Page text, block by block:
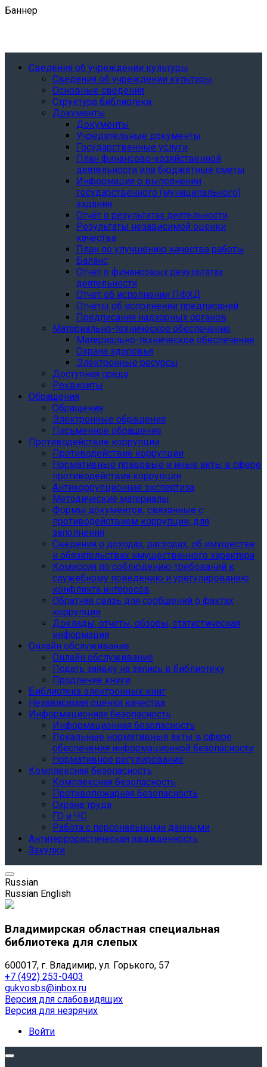
Баннер
Сведения об учреждении культуры
Сведения об учреждении культуры
Основные сведения
Структура библиотеки
Документы
Документы
Учредительные документы
Государственные услуги
План финансово-хозяйственной
деятельности или бюджетные сметы
Информация о выполнении
государственного (муниципального)
задания
Отчёт о результатах деятельности
Результаты независимой оценки
качества
План по улучшению качества работы
Баланс
Отчет о финансовых результатах
деятельности
Отчет об исполнении ПФХД
Отчеты об исполнении предписаний
Предписания надзорных органов
Материально-техническое обеспечение
Материально-техническое обеспечение
Охрана здоровья
Электронные ресурсы
Доступная среда
Реквизиты
Обращения
Обращения
Электронные обращения
Письменное обращение
Противодействие коррупции
Противодействие коррупции
Нормативные правовые и иные акты в сфере
противодействия коррупции
Антикоррупционная экспертиза
Методические материалы
Формы документов, связанные с
противодействием коррупции, для
заполнения
Сведения о доходах, расходах, об имуществе
и обязательствах имущественного характера
Комиссия по соблюдению требований к
служебному поведению и урегулированию
конфликта интересов
Обратная связь для сообщений о фактах
коррупции
Доклады, отчеты, обзоры, статистическая
информация
Онлайн обслуживание
Онлайн обслуживание
Подать заявку на запись в библиотеку
Продление книги
Библиотека электронных книг
Независимая оценка качества
Информационная безопасность
Информационная безопасность
Локальные нормативные акты в сфере
обеспечения информационной безопасности
Нормативное регулирование
Комплексная безопасность
Комплексная безопасность
Противопожарная безопасность
Охрана труда
ГО и ЧС
Работа с персональными данными
Антитеррористическая защищенность
Закупки
Russian
Russian English
Владимирская областная специальная
библиотека для слепых
600017, г. Владимир, ул. Горького, 57
+7 (492) 253-0403
gukvosbs@inbox.ru
Версия для слабовидящих
Версия для незрячих
Войти